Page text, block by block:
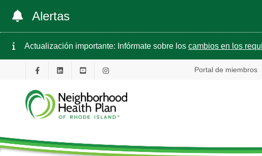
Alertas
Actualización importante: Infórmate sobre los cambios en los
Portal de miembros